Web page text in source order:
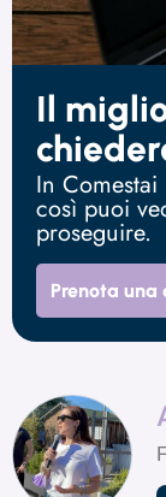
Il
In
così puoi
proseguire.
Prenota